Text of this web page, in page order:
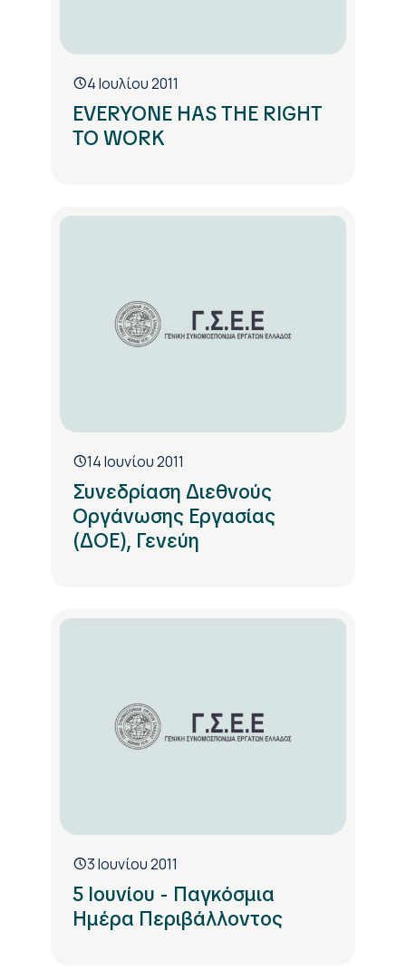
4 Ιουλίου 2011
EVERYONE HAS THE RIGHT
TO WORK
14 Ιουνίου 2011
Συνεδρίαση Διεθνούς
Οργάνωσης Εργασίας
(ΔΟΕ), Γενεύη
3 Ιουνίου 2011
5 Ιουνίου - Παγκόσμια
Ημέρα Περιβάλλοντος